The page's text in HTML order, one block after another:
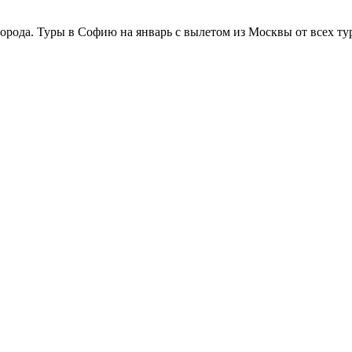
Туры в Софию на январь с вылетом из Москвы от всех